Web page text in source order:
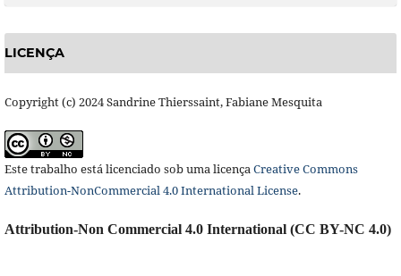
LICENÇA
Copyright (c) 2024 Sandrine Thierssaint, Fabiane Mesquita
Este trabalho está licenciado sob uma licençaCreative Commons
Attribution-NonCommercial 4.0 International License.
Attribution-Non Commercial 4.0 International (CC BY-NC 4.0)